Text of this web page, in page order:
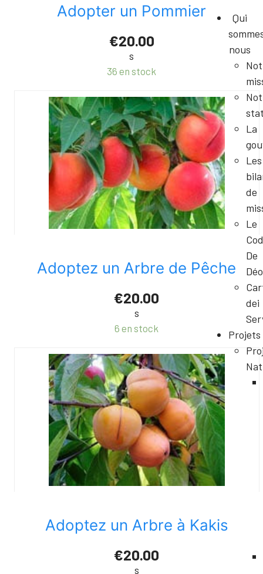
Qui
nous
La
Les
de
Le
De
dei
Projets
Adopter un Pommier
€20.00
s
36 en stock
Adoptez un Arbre de Pêche
€20.00
s
6 en stock
Adoptez un Arbre à Kakis
€20.00
s